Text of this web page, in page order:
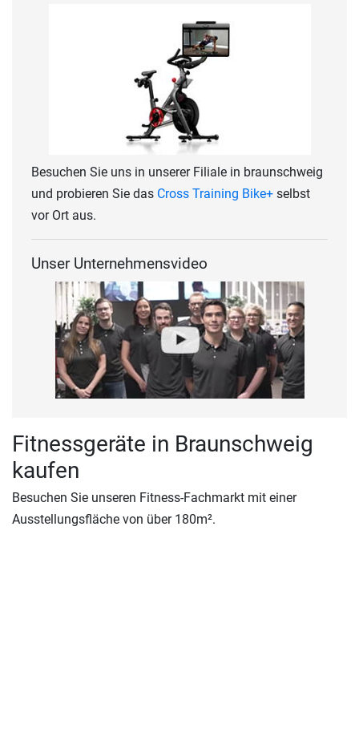
Besuchen Sie uns in unserer Filiale in braunschweig
und probieren Sie das Cross Training Bike+ selbst
vor Ort aus.
Unser Unternehmensvideo
Fitnessgeräte in Braunschweig
kaufen
Besuchen Sie unseren Fitness-Fachmarkt mit einer
Ausstellungsfläche von über 180m².